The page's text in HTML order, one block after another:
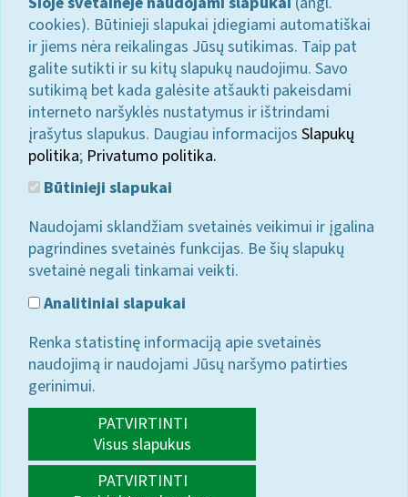
cookies). Būtinieji slapukai įdiegiami automatiškai
ir jiems nėra reikalingas Jūsų sutikimas. Taip pat
galite sutikti ir su kitų slapukų naudojimu. Savo
sutikimą bet kada galėsite atšaukti pakeisdami
interneto naršyklės nustatymus ir ištrindami
įrašytus slapukus. Daugiau informacijos Slapukų
politika; Privatumo politika.
Būtinieji slapukai
Naudojami sklandžiam svetainės veikimui ir įgalina
pagrindines svetainės funkcijas. Be šių slapukų
svetainė negali tinkamai veikti.
Analitiniai slapukai
Renka statistinę informaciją apie svetainės
naudojimą ir naudojami Jūsų naršymo patirties
gerinimui.
PATVIRTINTI
Visus slapukus
PATVIRTINTI